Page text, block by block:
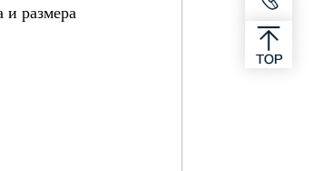
и размера